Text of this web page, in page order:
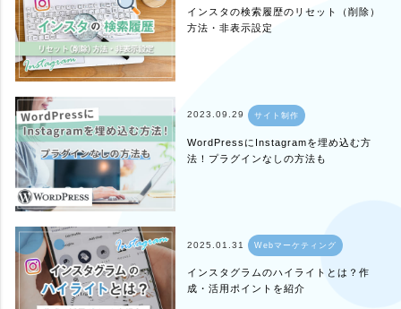
インスタの検索履歴のリセット（削除）
方法・非表示設定
2023.09.29 サイト制作
WordPressにInstagramを埋め込む方
法！プラグインなしの方法も
2025.01.31 Webマーケティング
インスタグラムのハイライトとは？作
成・活用ポイントを紹介